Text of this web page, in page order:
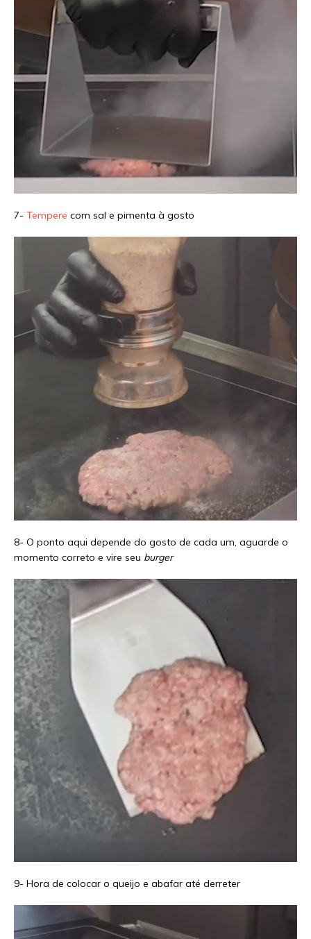
7- Tempere com sal e pimenta à gosto
8- O ponto aqui depende do gosto de cada um, aguarde o
momento correto e vire seu burger
9- Hora de colocar o queijo e abafar até derreter